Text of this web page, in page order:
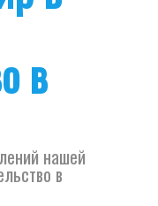
в
нашей
в